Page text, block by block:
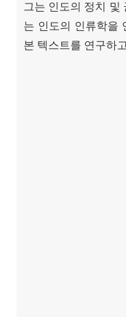
그는 인도의 정치 및
는 인도의 인류학을
본 텍스트를 연구하